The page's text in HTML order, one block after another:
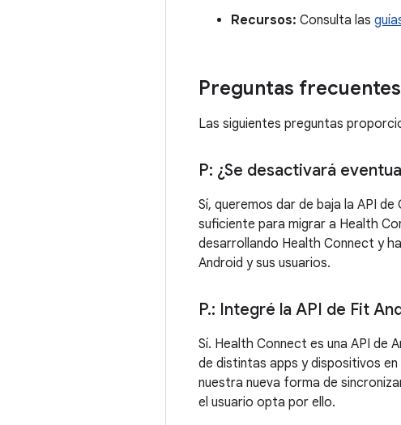
Recursos: Consulta las
Preguntas frecuentes
Las siguientes preguntas
P: ¿Se desactivará
Sí, queremos dar de baja la API
suficiente para migrar a Health
desarrollando Health Connect y
Android y sus usuarios.
P.: Integré la API de Fit
Sí. Health Connect es una API de
de distintas apps y dispositivos
nuestra nueva forma de
el usuario opta por ello.